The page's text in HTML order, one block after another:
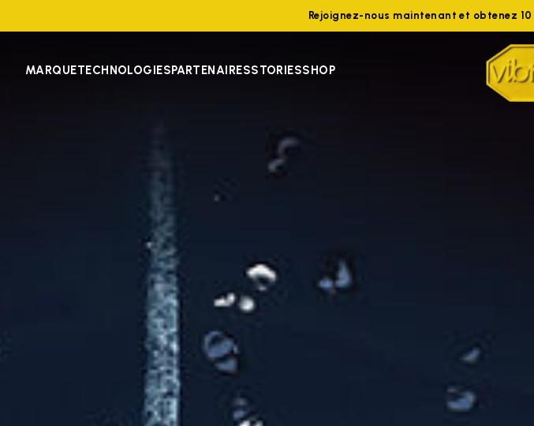
Rejoignez-nous maintenant et obtenez 10
MARQUETECHNOLOGIESPARTENAIRESSTORIESSHOP